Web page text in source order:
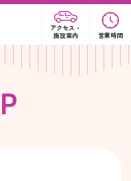
アクセス・
施設案内
営業時間
P